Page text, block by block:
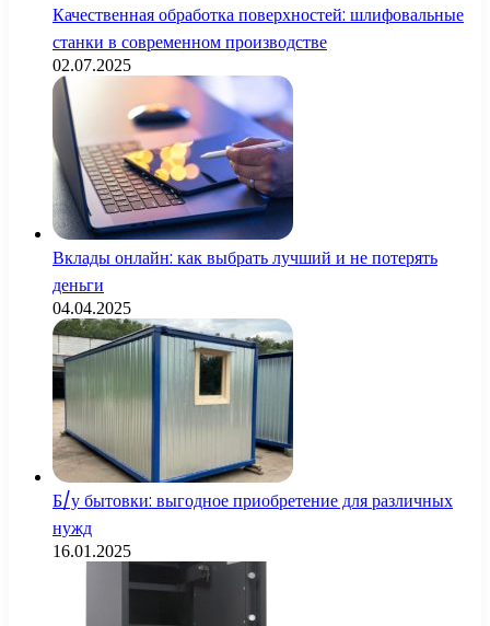
Качественная обработка поверхностей: шлифовальные
станки в современном производстве
02.07.2025
Вклады онлайн: как выбрать лучший и не потерять
деньги
04.04.2025
Б/у бытовки: выгодное приобретение для различных
нужд
16.01.2025